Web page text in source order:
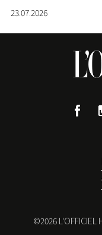
23.07.2026
©2026L'OFFICIEL